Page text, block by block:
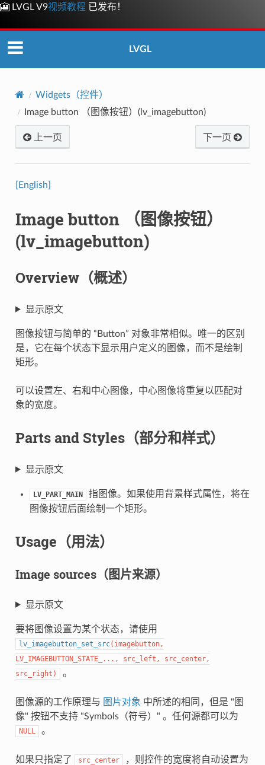
🎦 LVGL V9视频教程 已发布！
LVGL
Widgets（控件）
Image button （图像按钮）(lv_imagebutton)
上一页 下一页
[English]
Image button （图像按钮）
(lv_imagebutton)
Overview（概述）
显示原文
图像按钮与简单的 “Button” 对象非常相似。唯一的区别
是，它在每个状态下显示用户定义的图像，而不是绘制
矩形。
可以设置左、右和中心图像，中心图像将重复以匹配对
象的宽度。
Parts and Styles（部分和样式）
显示原文
LV_PART_MAIN
指图像。如果使用背景样式属性，将在
图像按钮后面绘制一个矩形。
Usage（用法）
Image sources（图片来源）
显示原文
要将图像设置为某个状态，请使用
lv_imagebutton_set_src( imagebutton,
LV_IMAGEBUTTON_STATE_
... , src_left , src_center,
src_right ) 。
图像源的工作原理与 图片对象 中所述的相同，但是 "图
像" 按钮不支持 "Symbols（符号）" 。任何源都可以为
NULL 。
如果只指定了 src_center
，则控件的宽度将自动设置为